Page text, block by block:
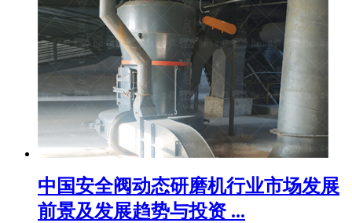
中国安全阀动态研磨机行业市场发展
前景及发展趋势与投资 ...